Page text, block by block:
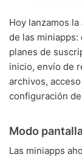
Hoy lanzamos la
de las miniapps:
planes de
inicio, envío de
archivos,
configuración
Modo
Las miniapps